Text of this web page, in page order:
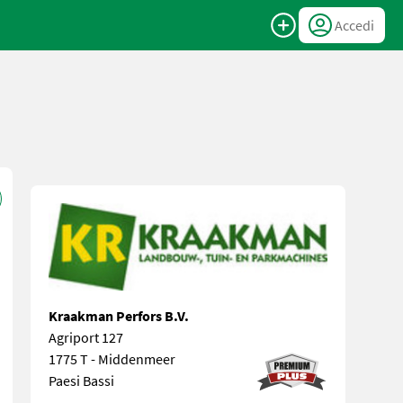
Accedi
Kraakman Perfors B.V.
Agriport 127
1775 T - Middenmeer
Paesi Bassi